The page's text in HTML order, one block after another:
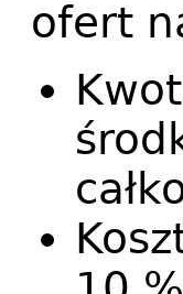
ofert